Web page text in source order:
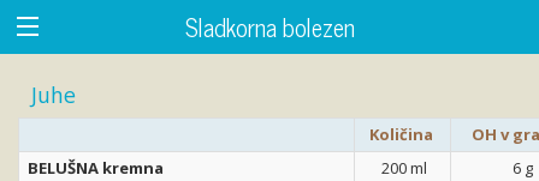
Sladkorna bolezen
Juhe
Količina
OH v
BELUŠNA kremna
200 ml
6 g